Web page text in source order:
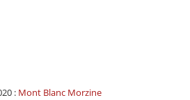
: Mont Blanc Morzine